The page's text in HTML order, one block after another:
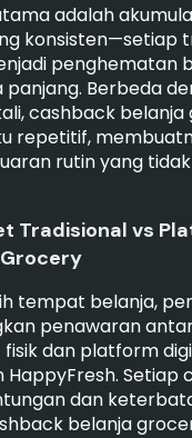
adalah
konsisten—setiap
penghematan
panjang. Berbeda
cashback
repetitif,
rutin yang
Tradisional vs
tempat belanja,
penawaran
dan platform
HappyFresh. Setiap
dan
belanja